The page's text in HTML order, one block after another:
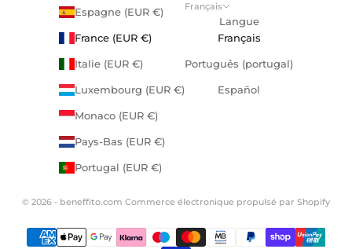
Espagne (EUR €)
France (EUR €)
Italie (EUR €)
Luxembourg (EUR €)
Monaco (EUR €)
Pays-Bas (EUR €)
Portugal (EUR €)
Français
Langue
Français
Português (portugal)
Español
© 2026 - beneffito.com Commerce électronique propulsé par Shopify